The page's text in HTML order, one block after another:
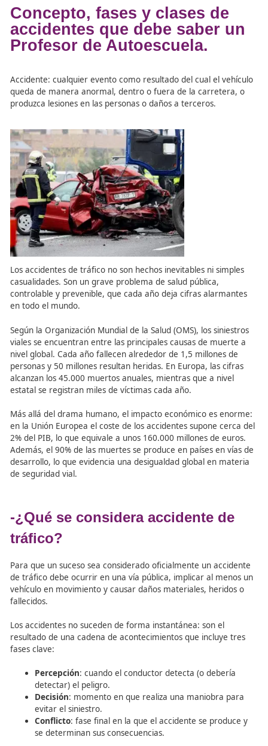
Concepto, fases y clases
accidentes que debe saber
Accidente: cualquier evento como resultado del cual el
queda de manera anormal, dentro o fuera de la
produzca lesiones en las personas o daños a terceros.
Los accidentes de tráfico no son hechos inevitables ni
casualidades. Son un grave problema de salud pública,
controlable y prevenible, que cada año deja cifras
en todo el mundo.
Según la Organización Mundial de la Salud (OMS), los
viales se encuentran entre las principales causas de
nivel global. Cada año fallecen alrededor de 1,5
alcanzan los 45.000 muertos anuales, mientras que a
estatal se registran miles de víctimas cada año.
en la Unión Europea el coste de los accidentes supone
2% del PIB, lo que equivale a unos 160.000 millones de
Además, el 90% de las muertes se produce en países en
de seguridad vial.
-¿Qué se considera accidente
tráfico?
Para que un suceso sea considerado oficialmente un